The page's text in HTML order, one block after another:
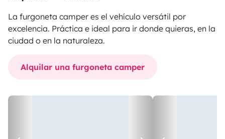
La furgoneta camper es el vehículo versátil por
excelencia. Práctica e ideal para ir donde quieras, en la
ciudad o en la naturaleza.
Alquilar una furgoneta camper